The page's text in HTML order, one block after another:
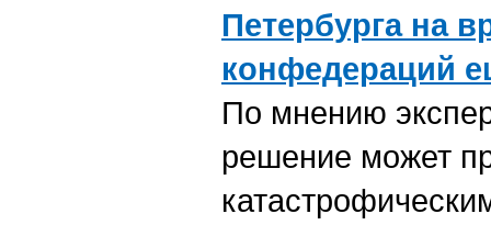
Петербурга на
конфедераций
По мнению
решение может